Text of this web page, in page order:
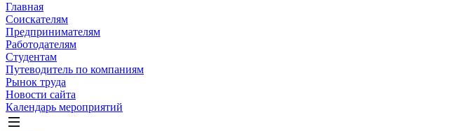
Главная
Соискателям
Предпринимателям
Работодателям
Студентам
Путеводитель по компаниям
Рынок труда
Новости сайта
Календарь мероприятий